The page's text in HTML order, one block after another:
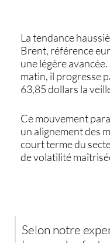
La tendance
Brent, référence
une légère
matin, il progresse
63,85 dollars la
Ce mouvement
un alignement des
court terme du
de volatilité
Selon notre